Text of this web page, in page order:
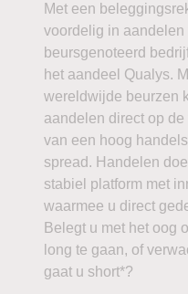
Met een
voordelig in
beursgenoteerd
het aandeel Qualys.
wereldwijde beurzen
aandelen direct op
van een hoog
spread. Handelen
stabiel platform met
waarmee u direct
Belegt u met het oog
long te gaan, of
gaat u short*?